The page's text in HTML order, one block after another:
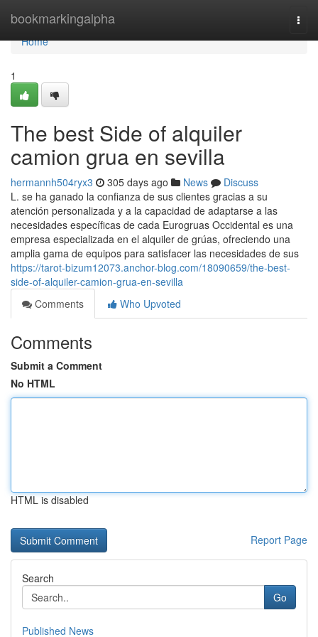
bookmarkingalpha
Home
Home
1
The best Side of alquiler
camion grua en sevilla
hermannh504ryx3 305 days ago News
Discuss
L. se ha ganado la confianza de sus clientes gracias a su
atención personalizada y a la capacidad de adaptarse a las
necesidades específicas de cada Eurogruas Occidental es una
empresa especializada en el alquiler de grúas, ofreciendo una
amplia gama de equipos para satisfacer las necesidades de sus
https://tarot-bizum12073.anchor-blog.com/18090659/the-best-
side-of-alquiler-camion-grua-en-sevilla
Comments
Who Upvoted
Comments
Submit a Comment
No HTML
HTML is disabled
Report Page
Search
Go
Published News